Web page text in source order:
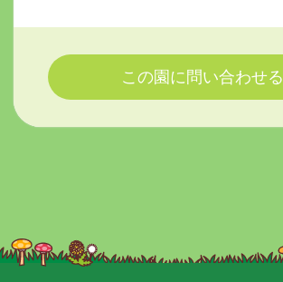
この園に問い合わせる